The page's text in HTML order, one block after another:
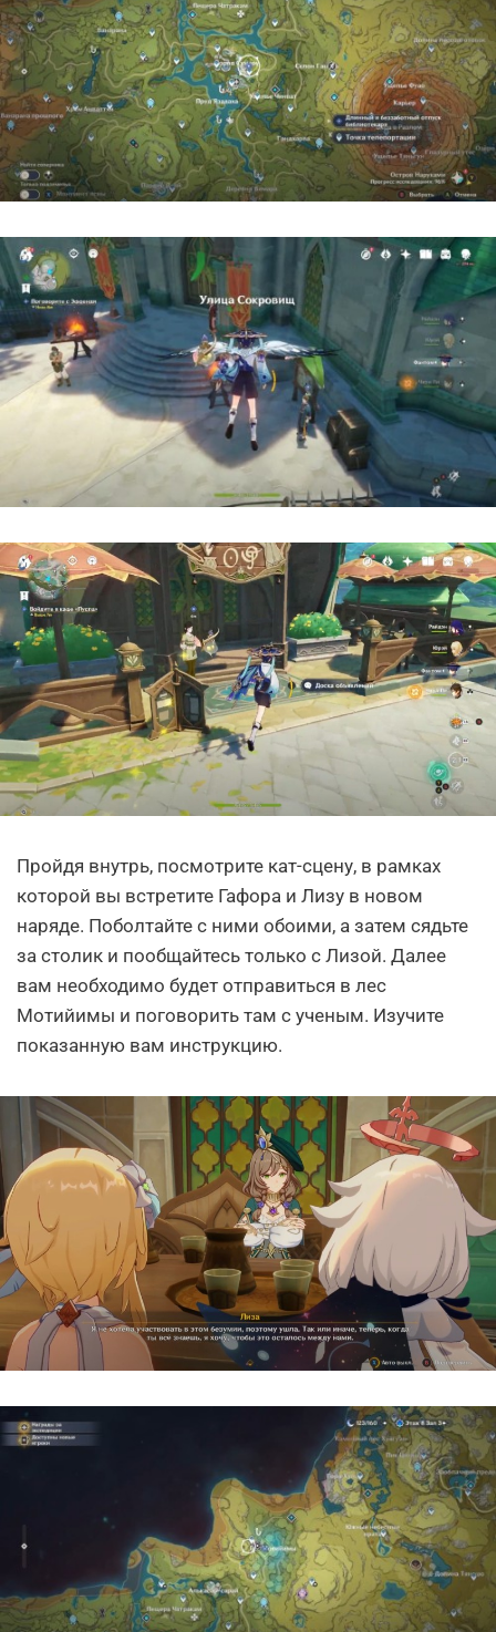
Пройдя внутрь, посмотрите кат-сцену, в рамках
которой вы встретите Гафора и Лизу в новом
наряде. Поболтайте с ними обоими, а затем сядьте
за столик и пообщайтесь только с Лизой. Далее
вам необходимо будет отправиться в лес
Мотийимы и поговорить там с ученым. Изучите
показанную вам инструкцию.